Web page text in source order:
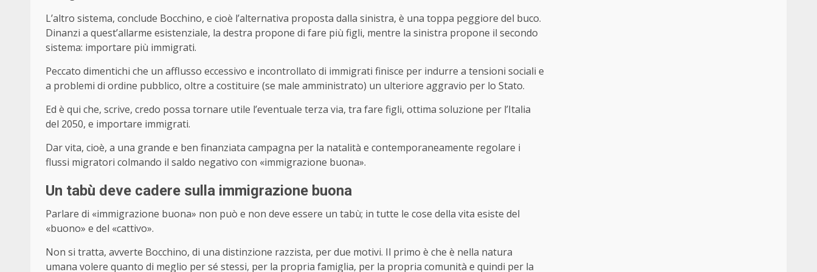
L’altro sistema, conclude Bocchino, e cioè l’alternativa proposta dalla sinistra, è una toppa peggiore del buco.
Dinanzi a quest’allarme esistenziale, la destra propone di fare più figli, mentre la sinistra propone il secondo
sistema: importare più immigrati.
Peccato dimentichi che un afflusso eccessivo e incontrollato di immigrati finisce per indurre a tensioni sociali e
a problemi di ordine pubblico, oltre a costituire (se male amministrato) un ulteriore aggravio per lo Stato.
Ed è qui che, scrive, credo possa tornare utile l’eventuale terza via, tra fare figli, ottima soluzione per l’Italia
del 2050, e importare immigrati.
Dar vita, cioè, a una grande e ben finanziata campagna per la natalità e contemporaneamente regolare i
flussi migratori colmando il saldo negativo con «immigrazione buona».
Un tabù deve cadere sulla immigrazione buona
Parlare di «immigrazione buona» non può e non deve essere un tabù; in tutte le cose della vita esiste del
«buono» e del «cattivo».
Non si tratta, avverte Bocchino, di una distinzione razzista, per due motivi. Il primo è che è nella natura
umana volere quanto di meglio per sé stessi, per la propria famiglia, per la propria comunità e quindi per la